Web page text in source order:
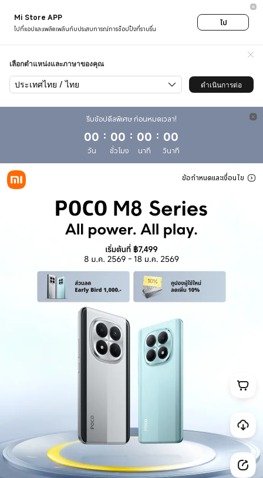
Mi Store APP
ไปที่แอปและเพลิดเพลินกับประสบการณ์การช็อปปิ้งที่ราบรื่น
ไป
เลือกตำแหน่งและภาษาของคุณ
ประเทศไทย / ไทย ดำเนินการต่อ
POCO M8 Series-Xiaomi
รีบช้อปดีลพิเศษ ก่อนหมดเวลา!
00
วัน
: 00
ชั่วโมง
: 00
นาที
: 00
วินาที
ข้อกำหนดและเงื่อนไข